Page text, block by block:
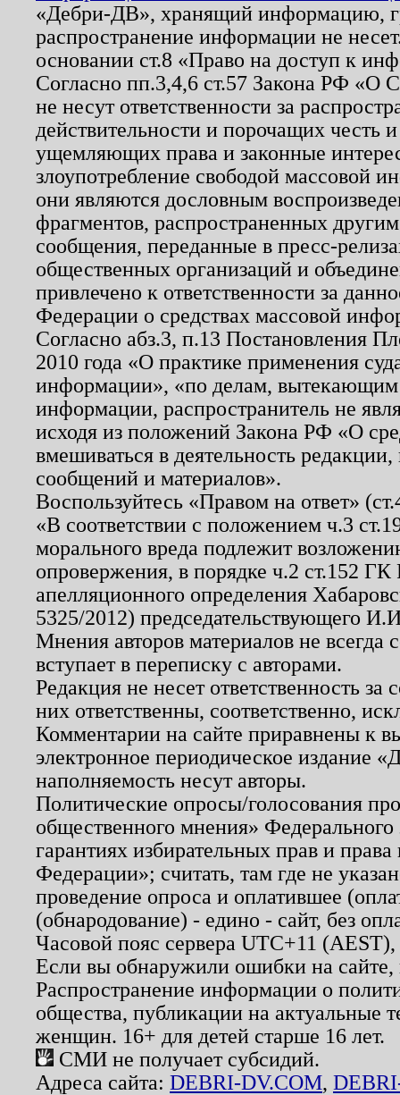
«Дебри-ДВ», хранящий информацию,
распространение информации не
основании ст.8 «Право на доступ к
Согласно пп.3,4,6 ст.57 Закона РФ «О
не несут ответственности за
действительности и порочащих честь
ущемляющих права и законные
злоупотребление свободой массовой
они являются дословным
фрагментов, распространенных
сообщения, переданные в пресс-
общественных организаций и
привлечено к ответственности за
Федерации о средствах массовой
Согласно абз.3, п.13 Постановления
2010 года «О практике применения
информации», «по делам, вытекающим
информации, распространитель не
исходя из положений Закона РФ «О
вмешиваться в деятельность
сообщений и материалов».
Воспользуйтесь «Правом на ответ»
«В соответствии с положением ч.3
морального вреда подлежит
опровержения, в порядке ч.2 ст.152
апелляционного определения
5325/2012) председательствующего
Мнения авторов материалов не
вступает в переписку с авторами.
Редакция не несет ответственность
них ответственны, соответственно,
Комментарии на сайте приравнены к
электронное периодическое издание
наполняемость несут авторы.
Политические опросы/голосования
общественного мнения»
гарантиях избирательных прав и
Федерации»; считать, там где не
проведение опроса и оплатившее
(обнародование) - едино - сайт, без
Часовой пояс сервера UTC+11
Если вы обнаружили ошибки на
Распространение информации о
общества, публикации на актуальные
женщин. 16+ для детей старше 16 лет.
СМИ не получает субсидий.
Адреса сайта: DEBRI-DV.COM,